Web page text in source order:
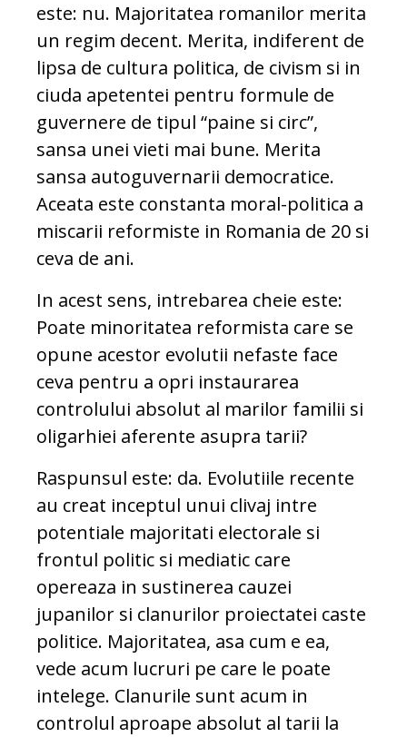
este: nu. Majoritatea romanilor merita
un regim decent. Merita, indiferent de
lipsa de cultura politica, de civism si in
ciuda apetentei pentru formule de
guvernere de tipul “paine si circ”,
sansa unei vieti mai bune. Merita
sansa autoguvernarii democratice.
Aceata este constanta moral-politica a
miscarii reformiste in Romania de 20 si
ceva de ani.
In acest sens, intrebarea cheie este:
Poate minoritatea reformista care se
opune acestor evolutii nefaste face
ceva pentru a opri instaurarea
controlului absolut al marilor familii si
oligarhiei aferente asupra tarii?
Raspunsul este: da. Evolutiile recente
au creat inceptul unui clivaj intre
potentiale majoritati electorale si
frontul politic si mediatic care
opereaza in sustinerea cauzei
jupanilor si clanurilor proiectatei caste
politice. Majoritatea, asa cum e ea,
vede acum lucruri pe care le poate
intelege. Clanurile sunt acum in
controlul aproape absolut al tarii la